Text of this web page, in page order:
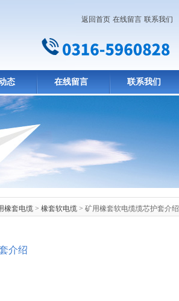
返回首页 在线留言 联系我们
态 在线留言 联系我们
橡套电缆 > 橡套软电缆 > 矿用橡套软电缆缆芯护套介绍
介绍